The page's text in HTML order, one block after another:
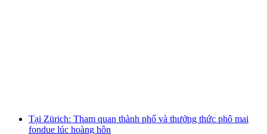
Tại Zürich: Tham quan thành phố và thưởng thức phô mai
fondue lúc hoàng hôn